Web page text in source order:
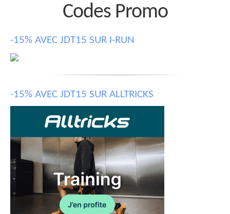
Codes Promo
-15% AVEC JDT15 SUR I-RUN
-15% AVEC JDT15 SUR ALLTRICKS